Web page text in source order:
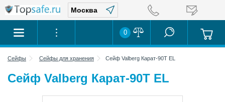
0
Сейфы Сейфы для хранения Сейф Valberg Карат-90T EL
Сейф Valberg Карат-90T EL